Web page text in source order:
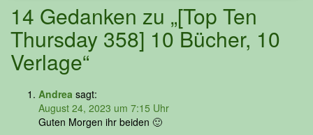
14 Gedanken zu „[Top Ten
Thursday 358] 10 Bücher, 10
Verlage“
Andrea sagt:
August 24, 2023 um 7:15 Uhr
Guten Morgen ihr beiden 🙂